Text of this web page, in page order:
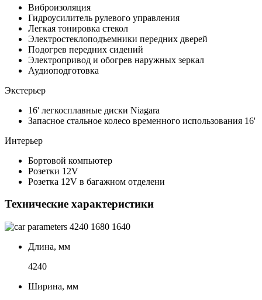
Виброизоляция
Гидроусилитель рулевого управления
Легкая тонировка стекол
Электростеклоподъемники передних дверей
Подогрев передних сидений
Электропривод и обогрев наружных зеркал
Аудиоподготовка
Экстерьер
16' легкосплавные диски Niagara
Запасное стальное колесо временного использования 16'
Интерьер
Бортовой компьютер
Розетки 12V
Розетка 12V в багажном отделени
Технические характеристики
4240 1680 1640
Длина, мм
4240
Ширина, мм